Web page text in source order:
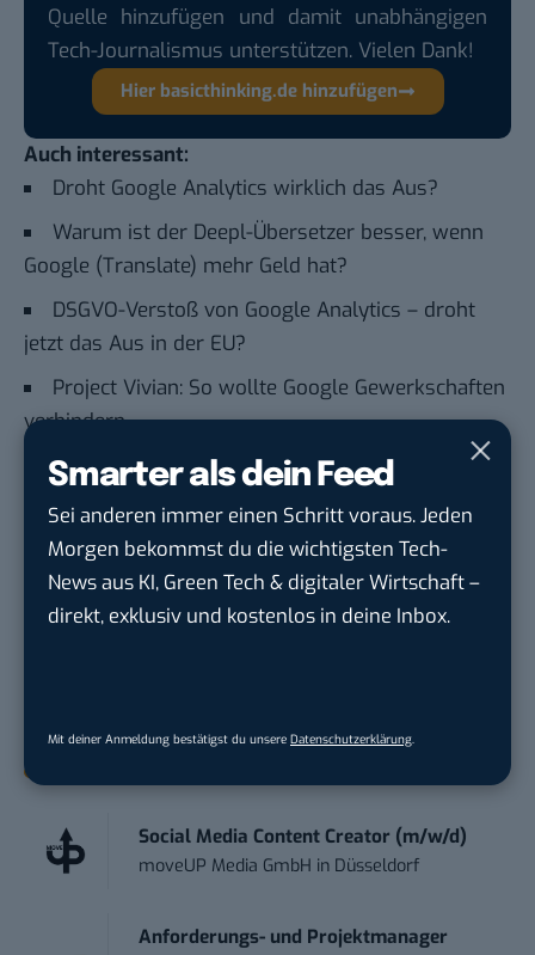
Smarter als dein Feed
Sei anderen immer einen Schritt voraus. Jeden
Morgen bekommst du die wichtigsten Tech-
News aus KI, Green Tech & digitaler Wirtschaft –
direkt, exklusiv und kostenlos in deine Inbox.
Mit deiner Anmeldung bestätigst du unsere Datenschutzerklärung
Quelle hinzufügen und damit unabhängigen
Tech-Journalismus unterstützen. Vielen Dank!
Hier basicthinking.de hinzufügen
Auch interessant:
Droht Google Analytics wirklich das Aus?
Warum ist der Deepl-Übersetzer besser, wenn
Google (Translate) mehr Geld hat?
DSGVO-Verstoß von Google Analytics – droht
jetzt das Aus in der EU?
Project Vivian: So wollte Google Gewerkschaften
verhindern
Du möchtest nicht abgehängt werden
, wenn es um
KI, Green Tech und die Tech-Themen von Morgen
geht? Über 12.000 smarte Leser bekommen jeden
Tag UPDATE, unser Tech-Briefing mit den
Social Media Content Creator (m/w/d)
moveUP Media GmbH in Düsseldorf
Anforderungs- und Projektmanager